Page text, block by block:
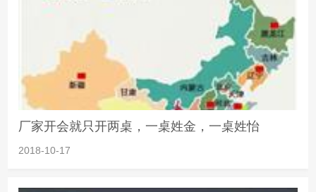
厂家开会就只开两桌，一桌姓金，一桌姓怡
2018-10-17